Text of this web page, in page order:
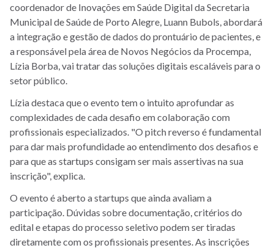
coordenador de Inovações em Saúde Digital da Secretaria
Municipal de Saúde de Porto Alegre, Luann Bubols, abordará
a integração e gestão de dados do prontuário de pacientes, e
a responsável pela área de Novos Negócios da Procempa,
Lízia Borba, vai tratar das soluções digitais escaláveis para o
setor público.
Lízia destaca que o evento tem o intuito aprofundar as
complexidades de cada desafio em colaboração com
profissionais especializados. "O pitch reverso é fundamental
para dar mais profundidade ao entendimento dos desafios e
para que as startups consigam ser mais assertivas na sua
inscrição", explica.
O evento é aberto a startups que ainda avaliam a
participação. Dúvidas sobre documentação, critérios do
edital e etapas do processo seletivo podem ser tiradas
diretamente com os profissionais presentes. As inscrições